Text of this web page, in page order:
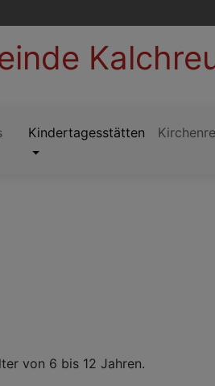
Kindertagesstätten
von 6 bis 12 Jahren.